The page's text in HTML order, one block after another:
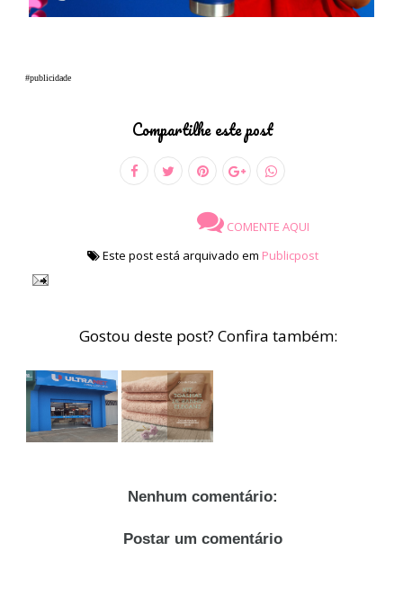
#publicidade
Compartilhe este post
COMENTE AQUI
Este post está arquivado em Publicpost
Gostou deste post? Confira também:
Nenhum comentário:
Postar um comentário